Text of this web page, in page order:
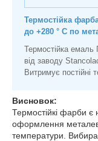
Термостійка
до +280 ° С по
Термостійка емаль
від заводу
Витримує постійні
Висновок:
Термостійкі фарби є
оформлення
температури.